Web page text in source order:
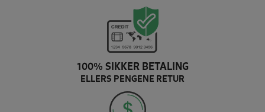
100% SIKKER BETALING
ELLERS PENGENE RETUR